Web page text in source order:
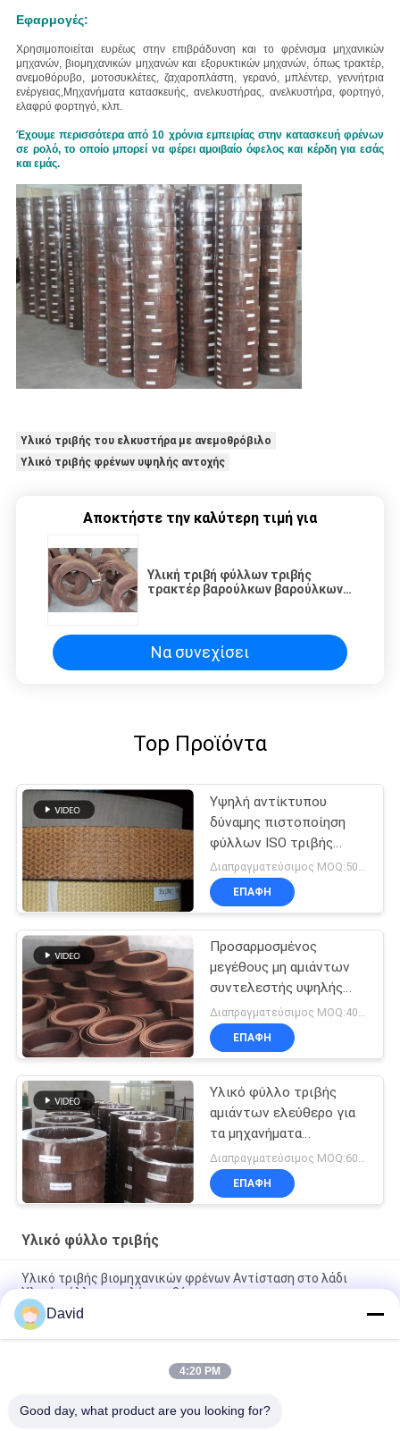
Εφαρμογές:
Χρησιμοποιείται ευρέως στην επιβράδυνση και το φρένισμα μηχανικών
μηχανών, βιομηχανικών μηχανών και εξορυκτικών μηχανών, όπως τρακτέρ,
ανεμοθόρυβο, μοτοσυκλέτες, ζαχαροπλάστη, γερανό, μπλέντερ, γεννήτρια
ενέργειας,Μηχανήματα κατασκευής, ανελκυστήρας, ανελκυστήρα, φορτηγό,
ελαφρύ φορτηγό, κλπ.
Έχουμε περισσότερα από 10 χρόνια εμπειρίας στην κατασκευή φρένων
σε ρολό, το οποίο μπορεί να φέρει αμοιβαίο όφελος και κέρδη για εσάς
και εμάς.
Υλικό τριβής του ελκυστήρα με ανεμοθρόβιλο
Υλικό τριβής φρένων υψηλής αντοχής
Αποκτήστε την καλύτερη τιμή για
Υλική τριβή φύλλων τριβής
τρακτέρ βαρούλκων βαρούλκων
Να συνεχίσει
Top Προϊόντα
Υψηλή αντίκτυπου
δύναμης πιστοποίηση
φύλλων ISO τριβής
υλική
Διαπραγματεύσιμος MOQ:500 κλ
ΕΠΑΦΉ
Προσαρμοσμένος
μεγέθους μη αμιάντων
συντελεστής υψηλής
τριβής τριβής υλικός
Διαπραγματεύσιμος MOQ:400 ΚΛ
ΕΠΑΦΉ
Υλικό φύλλο τριβής
αμιάντων ελεύθερο για
τα μηχανήματα
κατασκευής
ΕΠΑΦΉ
Υλικό φύλλο τριβής
Υλικό τριβής βιομηχανικών φρένων Αντίσταση στο λάδι
Υλικό φύλλου υψηλής τριβής
Υφαμένη ρητίνη Viscose φύλλων τριβής υλική ίνα με τα
καλώδια ορείχαλκου
Προσαρμοσμένες μορφής βιομηχανικές επενδύσεις φρένων
David
4:20 PM
Good day, what product are you looking for?